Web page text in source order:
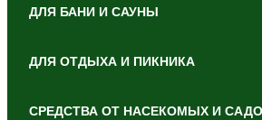
ДЛЯ БАНИ И САУНЫ
ДЛЯ ОТДЫХА И ПИКНИКА
СРЕДСТВА ОТ НАСЕКОМЫХ И